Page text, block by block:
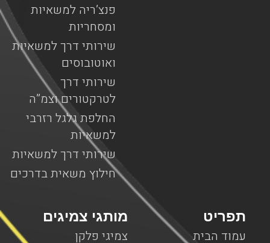
פנצ’ריה למשאיות
ומסחריות
שירותי דרך למשאיות
ואוטובוסים
שירותי דרך
לטרקטורים וצמ”ה
החלפת גלגל רזרבי
למשאיות
שירותי דרך למשאיות
חילוץ משאית בדרכים
מותגי צמיגים
צמיגי פלקן
תפריט
עמוד הבית